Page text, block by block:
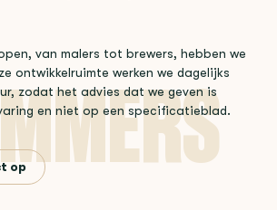
van malers tot brewers, hebben we
ontwikkelruimte werken we dagelijks
zodat het advies dat we geven is
en niet op een specificatieblad.
op